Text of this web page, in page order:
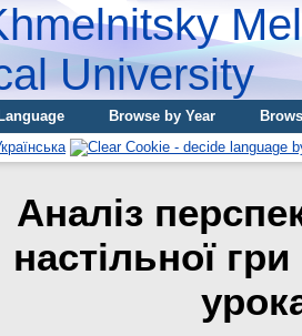
University
Language Browse by Year
Аналіз
настільної